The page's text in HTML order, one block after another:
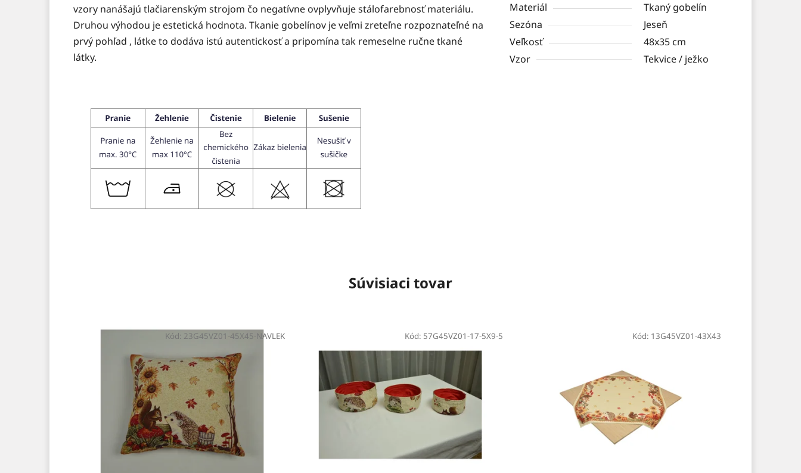
vzory nanášajú tlačiarenským strojom čo negatívne ovplyvňuje stálofarebnosť materiálu.
Druhou výhodou je estetická hodnota. Tkanie gobelínov je veľmi zreteľne rozpoznateľné na
prvý pohľad , látke to dodáva istú autentickosť a pripomína tak remeselne ručne tkané
látky.
Materiál
Tkaný gobelín
Sezóna
Jeseň
Veľkosť
48x35 cm
Vzor
Tekvice / ježko
Súvisiaci tovar
Kód: 23G45VZ01-45X45-NAVLEK Kód: 57G45VZ01-17-5X9-5 Kód: 13G45VZ01-43X43